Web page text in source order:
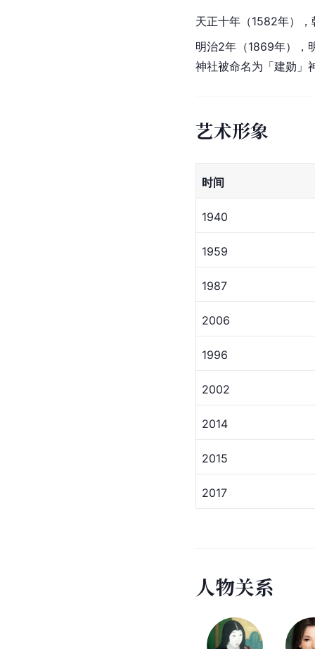
天正十年（1582年）
明治2年（1869年），
神社被命名为「建勋」
艺术形象
时间
1940
1959
1987
2006
1996
2002
2014
2015
2017
人物关系